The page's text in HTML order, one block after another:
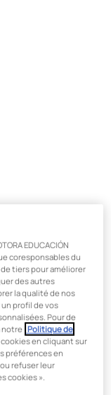
dans le
et intelligence
età
le
100 % appliquée et
, vous
EDUCACIÓN
coresponsables du
tiers pour améliorer
des autres
la qualité de nos
profil de vos
Pour de
notre Politique de
cookies en cliquant sur
préférences en
refuser leur
cookies ».